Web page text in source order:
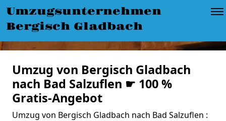
Umzugsunternehmen
Bergisch Gladbach
Umzug von Bergisch Gladbach
nach Bad Salzuflen ☛ 100 %
Gratis-Angebot
Umzug von Bergisch Gladbach nach Bad Salzuflen :